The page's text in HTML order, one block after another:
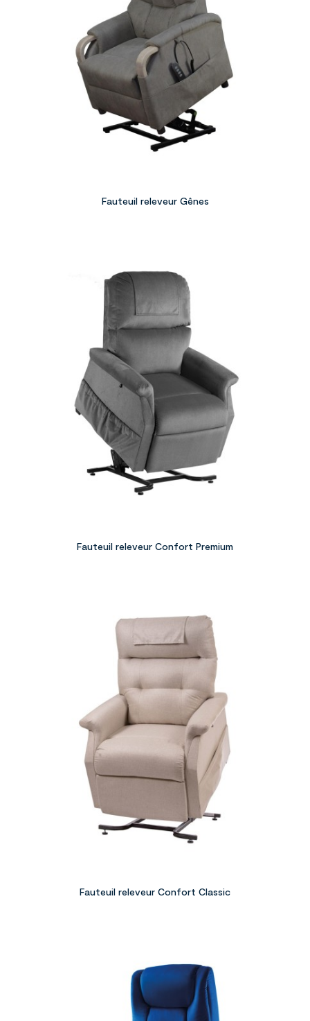
Fauteuil releveur Gênes
Fauteuil releveur Confort Premium
Fauteuil releveur Confort Classic